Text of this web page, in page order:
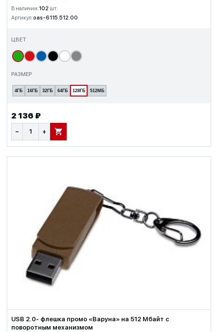
В наличии:102 шт.
Артикул:oas-6115.512.00
ЦВЕТ
РАЗМЕР
4ГБ 16ГБ 32ГБ 64ГБ 128ГБ 512МБ
2 136 ₽
− + В КОРЗИНУ
USB 2.0- флешка промо «Варуна» на 512 Мбайт с
поворотным механизмом